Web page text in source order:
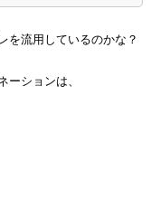
を流用しているのかな？
ーションは、